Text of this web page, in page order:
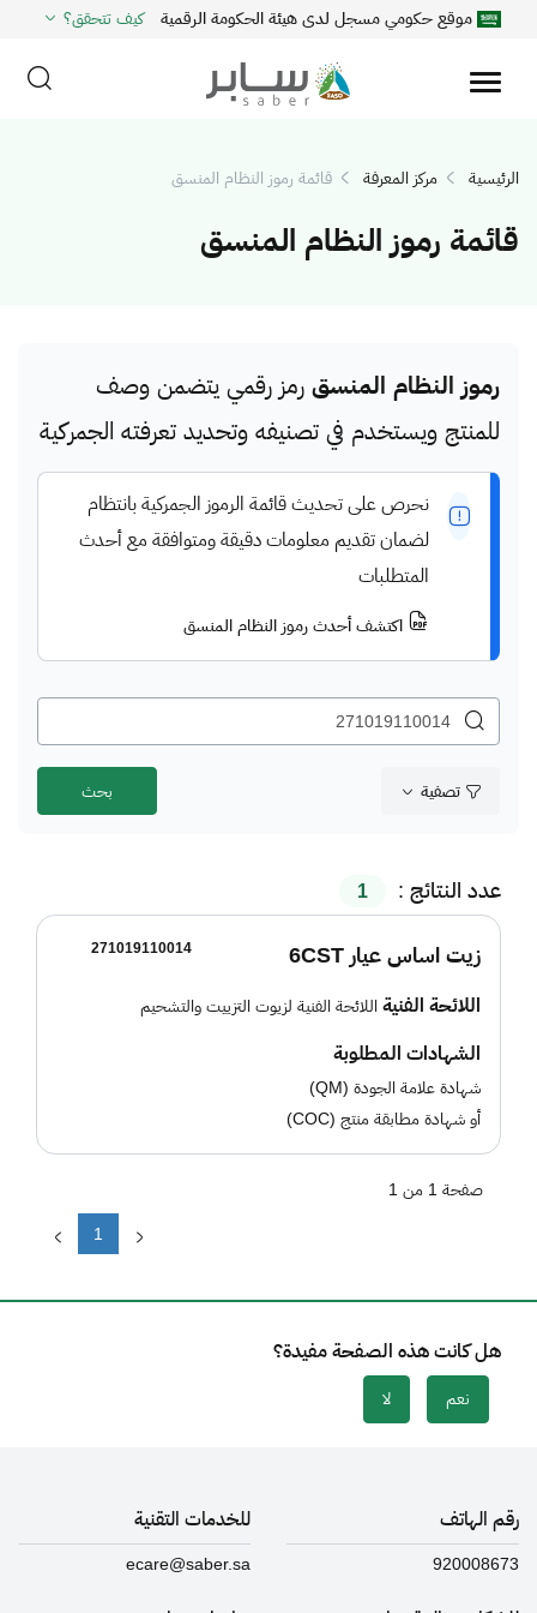
موقع حكومي مسجل لدى هيئة الحكومة الرقمية كيف تتحقق؟
الرئيسية مركز المعرفة قائمة رموز النظام المنسق
قائمة رموز النظام المنسق
رموز النظام المنسق رمز رقمي يتضمن وصف
للمنتج ويستخدم في تصنيفه وتحديد تعرفته الجمركية
نحرص على تحديث قائمة الرموز الجمركية بانتظام
لضمان تقديم معلومات دقيقة ومتوافقة مع أحدث
المتطلبات
اكتشف أحدث رموز النظام المنسق
تصفية
عدد النتائج : 1
271019110014 زيت اساس عيار 6CST
اللائحة الفنية اللائحة الفنية لزيوت التزييت والتشحيم
الشهادات المطلوبة
شهادة علامة الجودة (QM)
أو شهادة مطابقة منتج (COC)
1
صفحة 1 من 1
هل كانت هذه الصفحة مفيدة؟
نعم لا
رقم الهاتف
920008673
للخدمات التقنية
ecare@saber.sa